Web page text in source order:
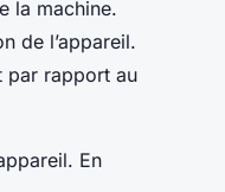
la machine.
de l’appareil.
par rapport au
En